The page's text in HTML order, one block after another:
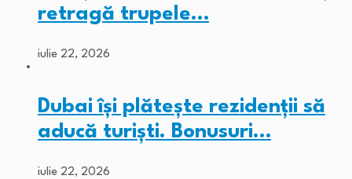
retragă trupele…
iulie 22, 2026
Dubai își plătește rezidenții să
aducă turiști. Bonusuri…
iulie 22, 2026